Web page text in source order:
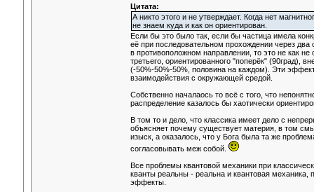
Цитата:
А никто этого и не утверждает. Когда нет
не знаем куда и как он ориентирован.
Если бы это было так, если бы частица имела
её при последовательном прохождении через
в противоположном направлении, то это не как
третьего, ориентированного "поперёк" (90град),
(-50%-50%-50%, половина на каждом). Эти
взаимодействия с окружающей средой.
Собственно началаось то всё с того, что
распределение казалось бы хаотически
В том то и дело, что классика имеет дело с
объясняет почему существует материя, в том
изыск, а оказалось, что у Бога была та же
согласовывать меж собой.
Все проблемы квантовой механики при
кванты реальны - реальна и квантовая
эффекты.